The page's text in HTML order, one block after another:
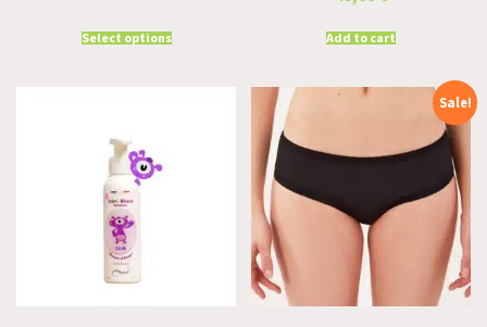
Select options Add to cart
Sale!